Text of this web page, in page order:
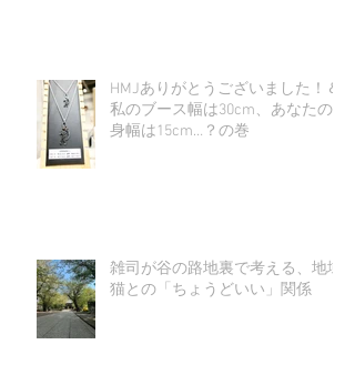
HMJありがとうございました！＆
私のブース幅は30cm、あなたの
身幅は15cm…？の巻
雑司が谷の路地裏で考える、地域
猫との「ちょうどいい」関係